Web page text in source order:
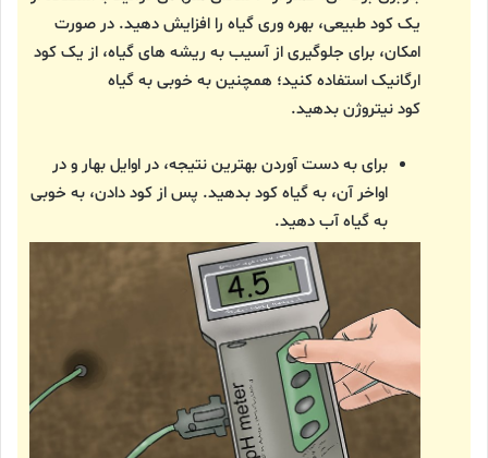
یک کود طبیعی، بهره وری گیاه را افزایش دهید. در صورت
امکان، برای جلوگیری از آسیب به ریشه های گیاه، از یک کود
ارگانیک استفاده کنید؛ همچنین به خوبی به گیاه
کود نیتروژن بدهید.
برای به دست آوردن بهترین نتیجه، در اوایل بهار و در
اواخر آن، به گیاه کود بدهید. پس از کود دادن، به خوبی
به گیاه آب دهید.